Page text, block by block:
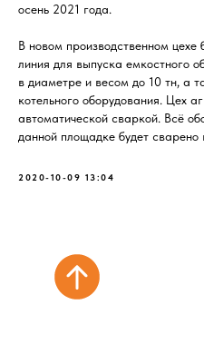
осень 2021 года.
В новом производственном цехе
линия для выпуска емкостного
в диаметре и весом до 10 тн, а
котельного оборудования. Цех
автоматической сваркой. Всё
данной площадке будет
2020-10-09 13:04